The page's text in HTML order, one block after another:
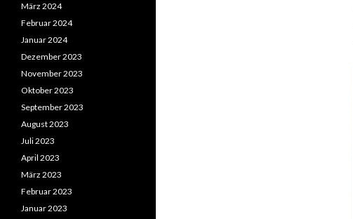
März 2024
Februar 2024
Januar 2024
Dezember 2023
November 2023
Oktober 2023
September 2023
August 2023
Juli 2023
April 2023
März 2023
Februar 2023
Januar 2023